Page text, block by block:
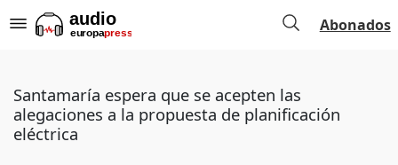
Abonados
Santamaría espera que se acepten las
alegaciones a la propuesta de planificación
eléctrica